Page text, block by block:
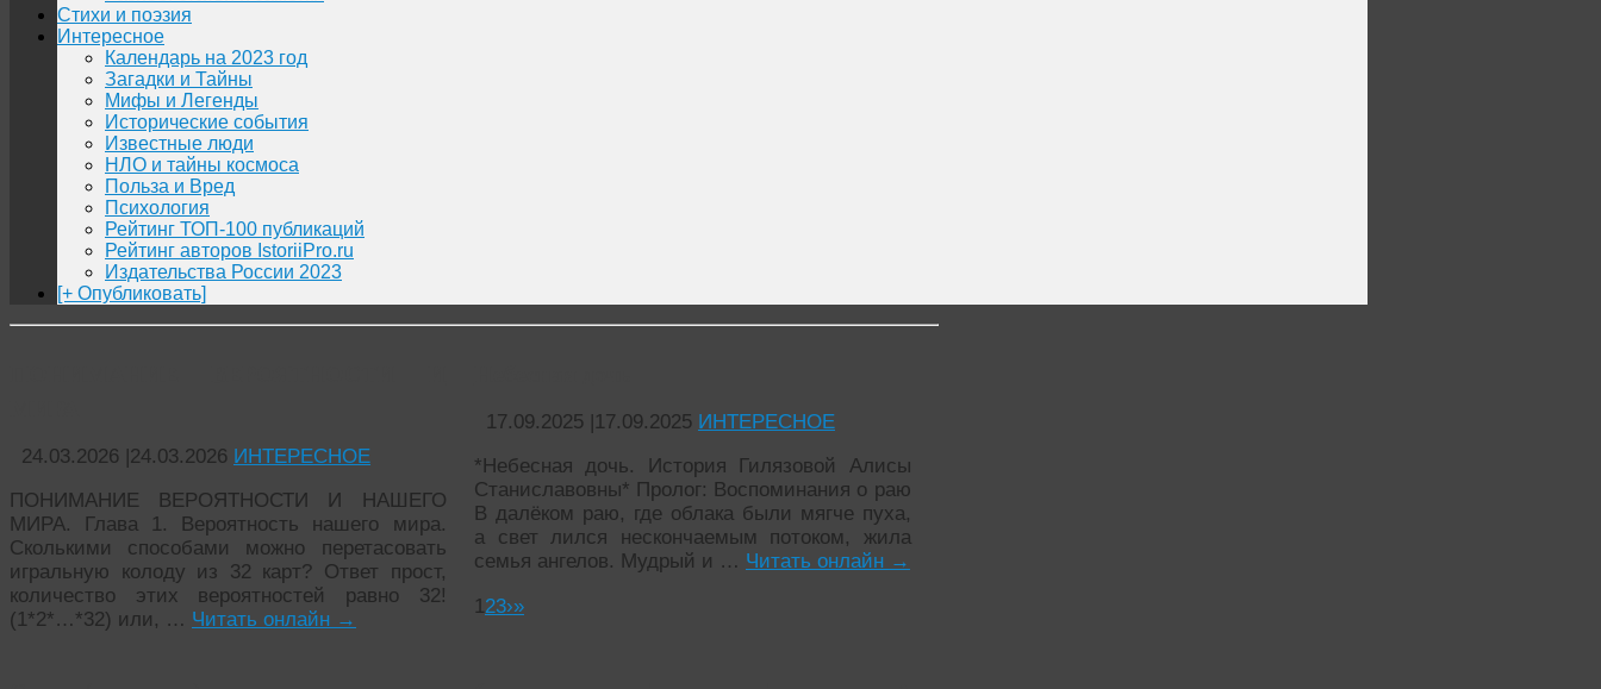
Стихи и поэзия
Интересное
Календарь на 2023 год
Загадки и Тайны
Мифы и Легенды
Исторические события
Известные люди
НЛО и тайны космоса
Польза и Вред
Психология
Рейтинг ТОП-100 публикаций
Рейтинг авторов IstoriiPro.ru
Издательства России 2023
[+ Опубликовать]
24.03.2026 |24.03.2026 ИНТЕРЕСНОЕ
ПОНИМАНИЕ ВЕРОЯТНОСТИ И НАШЕГО
МИРА. Глава 1. Вероятность нашего мира.
Сколькими способами можно перетасовать
игральную колоду из 32 карт? Ответ прост,
количество этих вероятностей равно 32!
(1*2*…*32) или, … Читать онлайн →
17.09.2025 |17.09.2025 ИНТЕРЕСНОЕ
*Небесная дочь. История Гилязовой Алисы
Станиславовны* Пролог: Воспоминания о раю
В далёком раю, где облака были мягче пуха,
а свет лился нескончаемым потоком, жила
семья ангелов. Мудрый и … Читать онлайн →
123›»